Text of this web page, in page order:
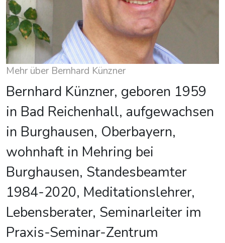
Mehr über Bernhard Künzner
Bernhard Künzner, geboren 1959
in Bad Reichenhall, aufgewachsen
in Burghausen, Oberbayern,
wohnhaft in Mehring bei
Burghausen, Standesbeamter
1984-2020, Meditationslehrer,
Lebensberater, Seminarleiter im
Praxis-Seminar-Zentrum